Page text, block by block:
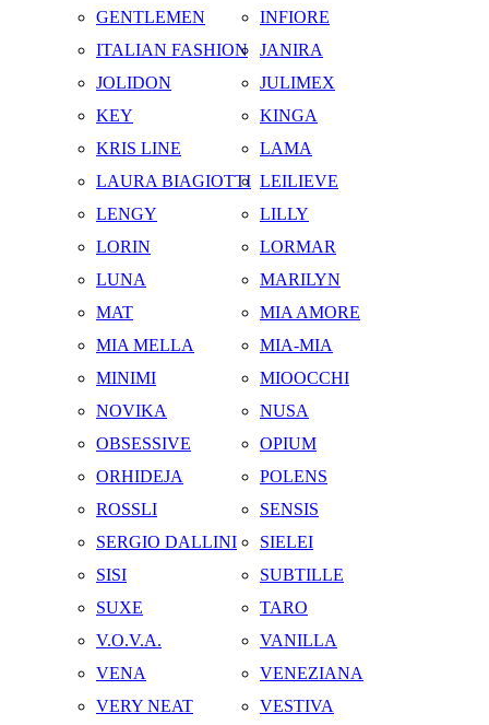
GENTLEMEN
INFIORE
ITALIAN FASHION
JANIRA
JOLIDON
JULIMEX
KEY
KINGA
KRIS LINE
LAMA
LAURA BIAGIOTTI LEILIEVE
LENGY
LILLY
LORIN
LORMAR
LUNA
MARILYN
MAT
MIA AMORE
MIA MELLA
MIA-MIA
MINIMI
MIOOCCHI
NOVIKA
NUSA
OBSESSIVE
OPIUM
ORHIDEJA
POLENS
ROSSLI
SENSIS
SERGIO DALLINI
SIELEI
SISI
SUBTILLE
SUXE
TARO
V.O.V.A.
VANILLA
VENA
VENEZIANA
VERY NEAT
VESTIVA